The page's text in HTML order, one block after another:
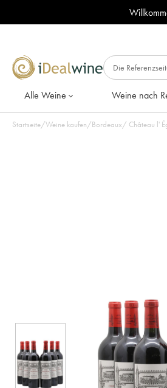
Alle Weine Weine nach
Startseite/Weine kaufen/Bordeaux/